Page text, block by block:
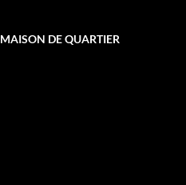
DE QUARTIER